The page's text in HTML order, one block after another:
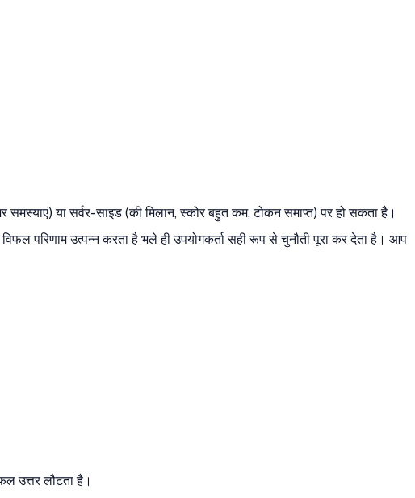
या सर्वर-साइड (की मिलान, स्कोर बहुत कम, टोकन समाप्त) पर हो सकता है।
परिणाम उत्पन्न करता है भले ही उपयोगकर्ता सही रूप से चुनौती पूरा कर देता है। आप
उत्तर लौटता है।